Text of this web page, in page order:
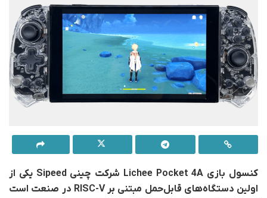
کنسول بازی Lichee Pocket 4A شرکت چینی Sipeed یکی از
اولین دستگاه‌های قابل‌حمل مبتنی‌ بر RISC-V در صنعت است